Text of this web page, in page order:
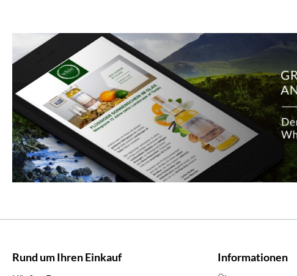
Rund um Ihren Einkauf Informationen